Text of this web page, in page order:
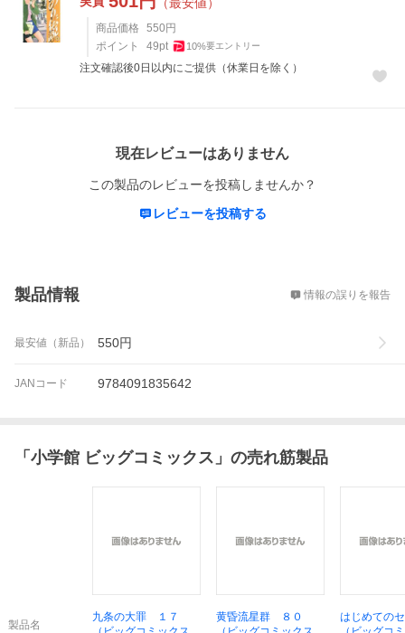
商品価格 550 円
ポイント
49pt 10%要エントリー
注文確認後0日以内にご提供（休業日を除く）
現在レビューはありません
この製品のレビューを投稿しませんか？
レビューを投稿する
製品情報 情報の誤りを報告
最安値（新品） 550円
JANコード 9784091835642
「 小学館 ビッグコミックス 」の売れ筋製品
製品名
九条の大罪 １７
黄昏流星群 ８０
はじめての